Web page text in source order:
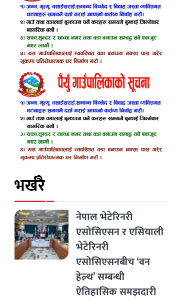
भर्खरै
नेपाल भेटेरिनरी
एसोसिएसन र एसियाली
भेटेरिनरी
एसोसिएसनबीच ‘वन
हेल्थ’ सम्बन्धी
ऐतिहासिक समझदारी